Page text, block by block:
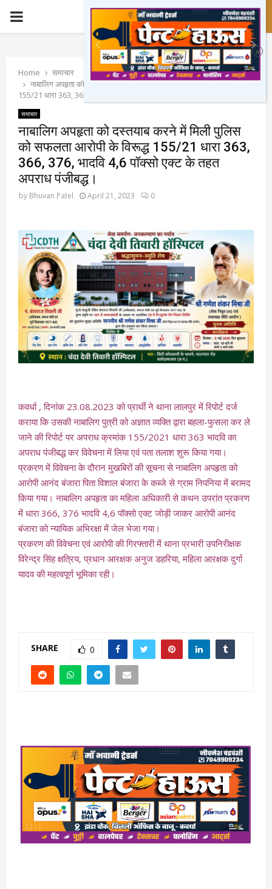
PRIMARY
Home
समाचार
नाबालिग अपहृता को दस्तयाब करने में मिली पुलिस को सफलता आरोपी के विरूद्ध
155/21 धारा 363, 366, 376, भादवि 4,6 पॉक्सो एक्ट के तहत अपराध पंजीबद्ध।
समाचार
नाबालिग अपहृता को दस्तयाब करने में मिली पुलिस
को सफलता आरोपी के विरूद्ध 155/21 धारा 363,
366, 376, भादवि 4,6 पॉक्सो एक्ट के तहत
अपराध पंजीबद्ध।
by Bhuvan Patel April 21, 2023 0
कवर्धा , दिनांक 23.08.2023 को प्रार्थी ने थाना लालपुर में रिपोर्ट दर्ज
कराया कि उसकी नाबालिग पुत्री को अज्ञात व्यक्ति द्वारा बहला-फुसला कर ले
जाने की रिपोर्ट पर अपराध क्रमांक 155/2021 धारा 363 भादवि का
अपराध पंजीबद्ध कर विवेचना में लिया एवं पता तलाश शुरू किया गया।
प्रकरण में विवेचना के दौरान मुखबिरों की सूचना से नाबालिग अपहृता को
आरोपी आनंद बंजारा पिता विशाल बंजारा के कब्जे से ग्राम निपनिया में बरामद
किया गया। नाबालिग अपहृता का महिला अधिकारी से कथन उपरांत प्रकरण
में धारा 366, 376 भादवि 4,6 पॉक्सो एक्ट जोड़ी जाकर आरोपी आनंद
बंजारा को न्यायिक अभिरक्षा में जेल भेजा गया।
प्रकरण की विवेचना एवं आरोपी की गिरफ्तारी में थाना प्रभारी उपनिरीक्षक
विरेन्द्र सिंह क्षत्रिय, प्रधान आरक्षक अनुज डहरिया, महिला आरक्षक दुर्गा
यादव की महत्वपूर्ण भूमिका रही।
SHARE 0